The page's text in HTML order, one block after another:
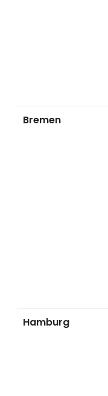
Bremen
Hamburg